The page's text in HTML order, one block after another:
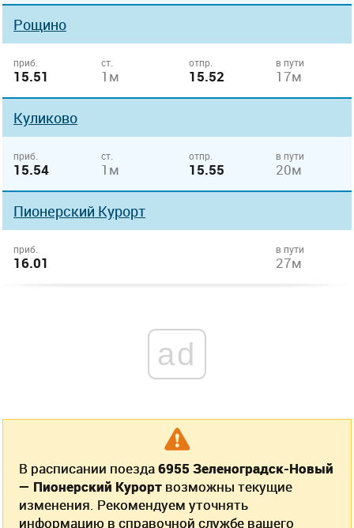
Рощино
приб.
15.51
ст.
1м
отпр.
15.52
в пути
17м
Куликово
приб.
15.54
ст.
1м
отпр.
15.55
в пути
20м
Пионерский Курорт
приб.
16.01
в пути
27м
ad
В расписании поезда6955 Зеленоградск-Новый
— Пионерский Курорт возможны текущие
изменения. Рекомендуем уточнять
информацию в справочной службе вашего